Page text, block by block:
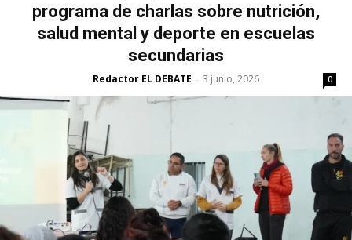
programa de charlas sobre nutrición,
salud mental y deporte en escuelas
secundarias
Redactor EL DEBATE - 3 junio, 2026 0